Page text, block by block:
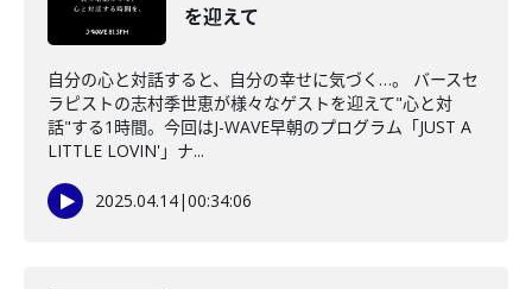
を迎えて
自分の心と対話すると、自分の幸せに気づく…。 バースセ
ラピストの志村季世恵が様々なゲストを迎えて"心と対
話"する1時間。今回はJ-WAVE早朝のプログラム「JUST A
LITTLE LOVIN'」ナ...
2025.04.14|00:34:06